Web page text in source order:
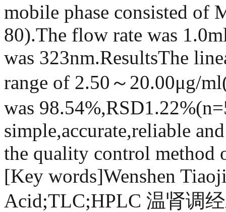
mobile phase consisted of
80).The flow rate was
was 323nm.ResultsThe
range of 2.50～20.00μg/
was
simple,accurate,reliable
the quality control method
[Key words]Wenshen
Acid;TLC;HPLC 温肾调